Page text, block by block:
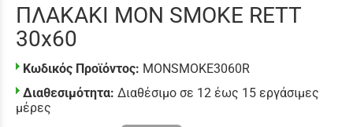
ΠΛΑΚΑΚΙ MON SMOKE RETT
30x60
Κωδικός Προϊόντος: MONSMOKE3060R
Διαθεσιμότητα: Διαθέσιμο σε 12 έως 15 εργάσιμες
μέρες